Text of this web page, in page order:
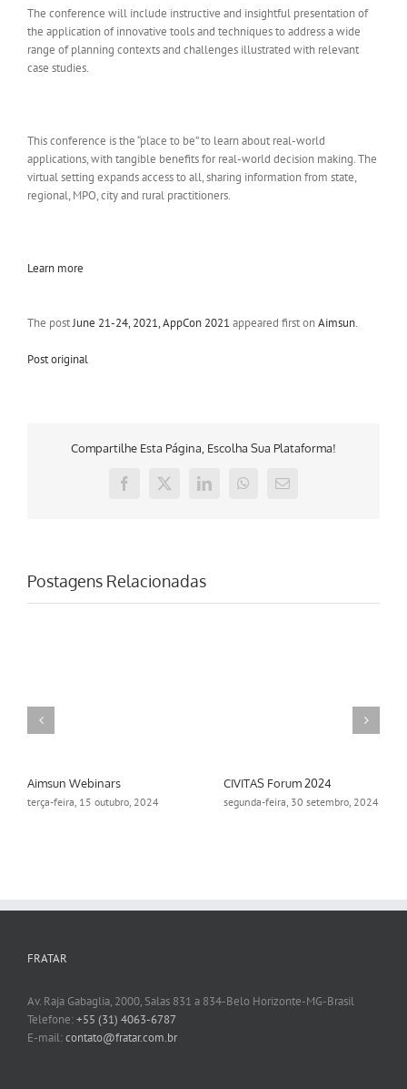
The conference will include instructive and insightful presentation of
the application of innovative tools and techniques to address a wide
range of planning contexts and challenges illustrated with relevant
case studies.
This conference is the “place to be” to learn about real-world
applications, with tangible benefits for real-world decision making. The
virtual setting expands access to all, sharing information from state,
regional, MPO, city and rural practitioners.
Learn more
The postJune 21-24, 2021, AppCon 2021 appeared first onAimsun.
Post original
Compartilhe Esta Página, Escolha Sua Plataforma!
Facebook
X LinkedInWhatsApp
E-
Postagens Relacionadas
Aimsun Webinars
terça-feira, 15 outubro, 2024
CIVITAS Forum 2024
segunda-feira, 30 setembro, 2024
FRATAR
Av. Raja Gabaglia, 2000, Salas 831 a 834-Belo Horizonte-MG-Brasil
Telefone:+55 (31) 4063-6787
E-mail:contato@fratar.com.br